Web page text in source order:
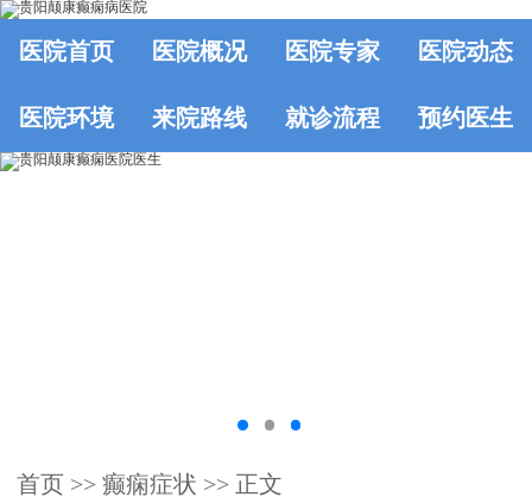
医院首页 医院概况 医院专家 医院动态
医院环境 来院路线 就诊流程 预约医生
首页 >> 癫痫症状 >> 正文